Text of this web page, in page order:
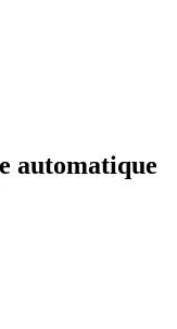
automatique